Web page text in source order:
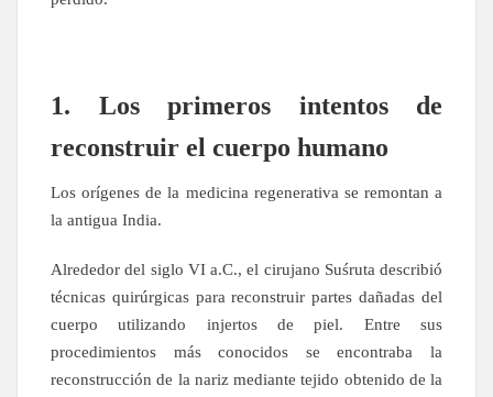
1. Los primeros intentos de
reconstruir el cuerpo humano
Los orígenes de la medicina regenerativa se remontan a
la antigua India.
Alrededor del siglo VI a.C., el cirujano Suśruta describió
técnicas quirúrgicas para reconstruir partes dañadas del
cuerpo utilizando injertos de piel. Entre sus
procedimientos más conocidos se encontraba la
reconstrucción de la nariz mediante tejido obtenido de la